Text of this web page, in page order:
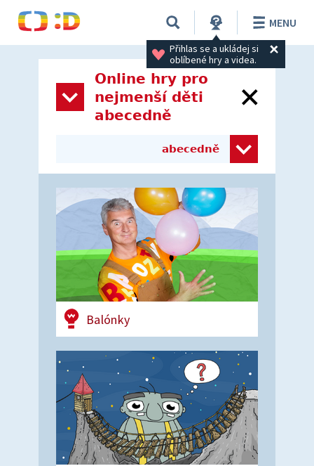
Přihlas se a ukládej si
oblíbené hry a videa.
MENU
Online hry pro
nejmenší děti
abecedně
abecedně
Balónky